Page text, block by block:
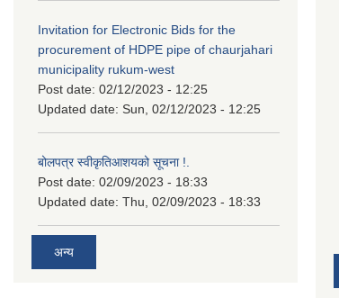
Invitation for Electronic Bids for the
procurement of HDPE pipe of chaurjahari
municipality rukum-west
Post date: 02/12/2023 - 12:25
Updated date: Sun, 02/12/2023 - 12:25
बोलपत्र स्वीकृतिआशयको सूचना !.
Post date: 02/09/2023 - 18:33
Updated date: Thu, 02/09/2023 - 18:33
अन्य